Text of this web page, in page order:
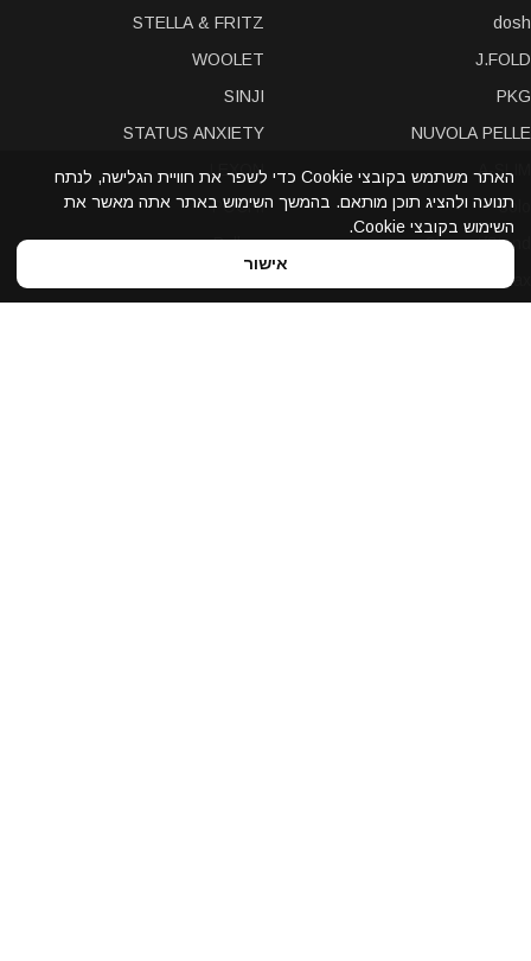
dosh
J.FOLD
PKG
NUVOLA PELLE
A-SLIM
solo
Stewart/Stand
dax
STELLA & FRITZ
WOOLET
SINJI
STATUS ANXIETY
LEXON
POCHI
Bellroy
האתר משתמש בקובצי Cookie כדי לשפר את חוויית הגלישה, לנתח
תנועה ולהציג תוכן מותאם. בהמשך השימוש באתר אתה מאשר את
השימוש בקובצי Cookie.
אישור